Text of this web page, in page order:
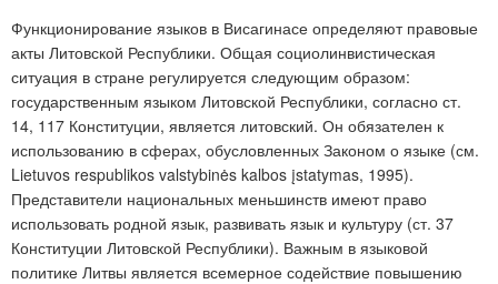
Функционирование языков в Висагинасе определяют правовые
акты Литовской Республики. Общая социолинвистическая
ситуация в стране регулируется следующим образом:
государственным языком Литовской Республики, согласно ст.
14, 117 Конституции, является литовский. Он обязателен к
использованию в сферах, обусловленных Законом о языке (см.
Lietuvos respublikos valstybinės kalbos įstatymas, 1995).
Представители национальных меньшинств имеют право
использовать родной язык, развивать язык и культуру (ст. 37
Конституции Литовской Республики). Важным в языковой
политике Литвы является всемерное содействие повышению